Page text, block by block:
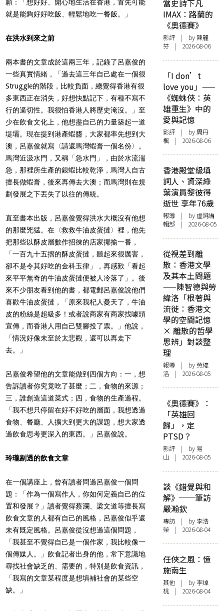
願：「想好好、開心地生活在香港，首先可能
就是能夠好好吃飯、輕鬆地吃一餐飯。」
在洪水到來之前
兩本書的文章成於這兩三年，記錄了呂嘉俊的
一些真實情緒，「過去這三年自己處在一個很
Struggle的階段，比較負面，總覺得香港有很
多東西正在消失，好想快點記下，有種不寫不
行的逼切性。我很怕香港人將歷史淹沒。」至
少在飲食文化上，他想盡自己的力量築起一道
堤壩。現在提到港產蝦醬，大家都率先想到大
澳，呂嘉俊就寫〈請還馬灣蝦膏一個名份〉。
馬灣近汲水門，又稱「急水門」，由於水流湍
急，那裡所生產的銀蝦比較乾淨，馬灣人自古
擅長做蝦膏，後來再傳去大澳；而馬灣則在規
劃發展之下丟失了以往的傳統。
直至書本出版，呂嘉俊覺得洪水大概沒有他想
的那麼兇猛。在〈救救牛油皮蛋撻〉裡，他先
把那些以酥皮層數作招徠的店家揶揄一番，
「一百九十五摺的酥皮蛋撻，聽起來很厲害，
卻不是令其好吃的金科玉律」，再感歎「看起
來平平無奇的牛油皮蛋撻便被人冷落了」。後
來不少朋友看到他的書，都電郵呂嘉俊說他們
喜歡牛油皮蛋撻，「原來我杞人憂天了，牛油
皮的粉絲是超級多！或者說商家有商家找噱頭
宣傳，而香港人用自己雙腳投了票。」他說，
「情況好像未至於太悲觀，還可以再走下
去。」
呂嘉俊希望他的文章能做到四個方向：一，想
告訴讀者你究竟吃了甚麼；二，食物的來源；
三，誰創造這道菜式；四，食物的生產過程。
「我不想只停留在好不好吃的層面，我想透過
食物、餐廳、人擴大到更大的課題，想大家透
過飲食思考更深入的東西。」呂嘉俊說。
玲瓏剔透的飲食文章
在一個講座上，曾有讀者問過呂嘉俊一個問
題：「作為一個寫作人，你如何定義自己的位
置和發展？」讀者覺得蔡瀾、梁文道等擅長寫
飲食文章的人都有自己的風格，呂嘉俊似乎還
未有既定風格。呂嘉俊從沒想過這個問題，
「我甚至不覺得自己是一個作家，我比較像一
個傳媒人。」飲食記者出身的他，常下意識地
尋找社會缺乏的、需要的，特別是飲食資訊，
「我寫的文章某程度是想填補社會的某些空
缺。」
當史詩下凡
IMAX：路蘭的
《奧德賽》
影評 | by 陳麗
芬 | 2026-08-06
「I don’t
love you」——
《蜘蛛俠：英
雄重生》中的
愛與記憶
影評 | by周丹
楓 | 2026-08-06
香港殿堂級填
詞人、資深綠
葉演員黎彼得
逝世 享年76歲
報導 | by 虛詞編
輯部 | 2026-08-05
從視差到離
散：香港文學
及其本土問題
——陳智德與勞
緯洛「根著與
流徙：香港文
學的空間記憶
× 離散的哲學
思辨」對談整
理
報導 | by 勞緯
洛 | 2026-08-05
《奧德賽》：
「英雄回
歸」，定
PTSD？
影評 | by 易
山 | 2026-08-05
談《錯覺與和
解》──筆訪
嚴瀚欽
專訪 | by 李浩
榮 | 2026-08-04
任俠之風：憶
施南生
其他 | by 李焯
桃 | 2026-08-04